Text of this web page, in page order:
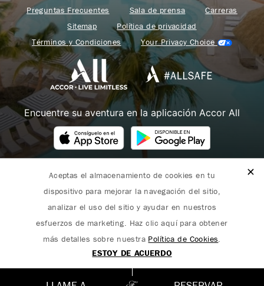
Preguntas Frecuentes
Sala de prensa
Carreras
Sitemap
Política de privacidad
Términos y Condiciones
Your Privacy Choice
Encuentre su aventura en la aplicación Accor All
Fairmont forma parte de Accor.
Copyright 2026. Todos los derechos reservados.
Aceptas el almacenamiento de cookies en tu
dispositivo para mejorar la navegación del sitio,
analizar el uso del sitio y ayudar en nuestros
esfuerzos de marketing. Haz clic aquí para obtener
más detalles sobre nuestra Política de Cookies.
ESTOY DE ACUERDO
English(Inglés) Español